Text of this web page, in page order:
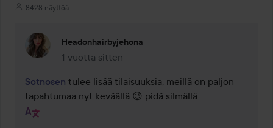
8428 näyttöä
Headonhairbyjehona
1 vuotta sitten
Kommentti lisättiin 1 vuotta sitten
Sotnosen tulee lisää tilaisuuksia, meillä on paljon
tapahtumaa nyt keväällä 😉 pidä silmällä